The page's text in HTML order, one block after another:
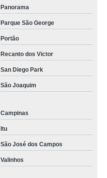
Panorama
Parque São George
Portão
Recanto dos Victor
San Diego Park
São Joaquim
Campinas
Itu
São José dos Campos
Valinhos